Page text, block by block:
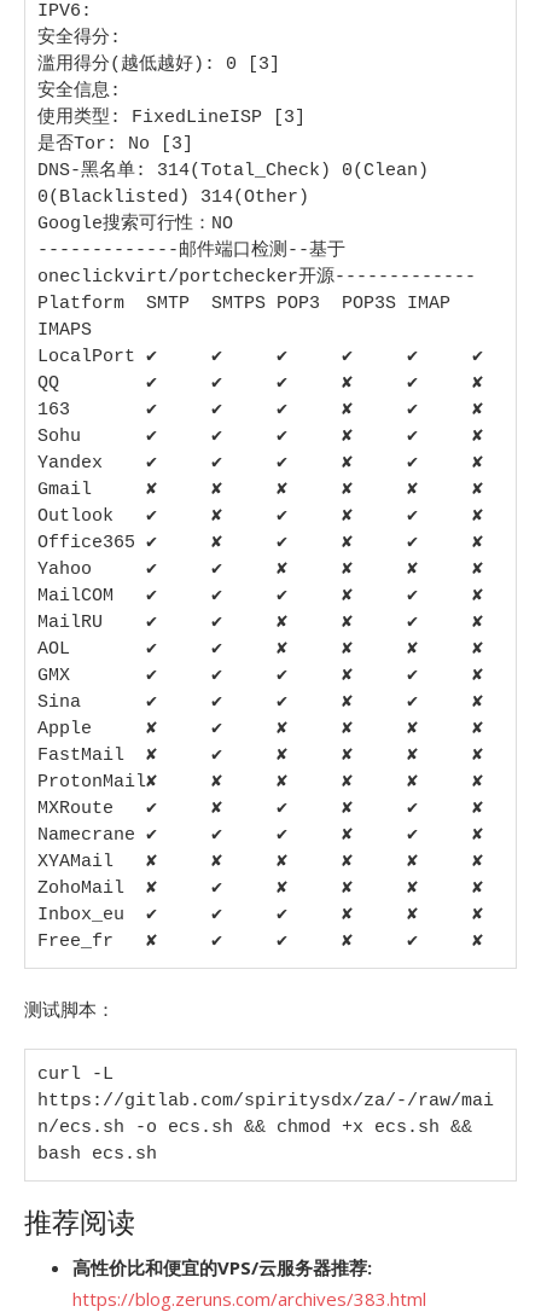
IPV6:
安全得分:
滥用得分(越低越好): 0 [3]
安全信息:
使用类型: FixedLineISP [3]
是否Tor: No [3]
DNS-黑名单: 314(Total_Check) 0(Clean)
0(Blacklisted) 314(Other)
Google搜索可行性：NO
-------------邮件端口检测--基于
oneclickvirt/portchecker开源-------------
Platform  SMTP  SMTPS POP3  POP3S IMAP
IMAPS
LocalPort ✔     ✔     ✔     ✔     ✔     ✔
QQ        ✔     ✔     ✔     ✘     ✔     ✘
163       ✔     ✔     ✔     ✘     ✔     ✘
Sohu      ✔     ✔     ✔     ✘     ✔     ✘
Yandex    ✔     ✔     ✔     ✘     ✔     ✘
Gmail     ✘     ✘     ✘     ✘     ✘     ✘
Outlook   ✔     ✘     ✔     ✘     ✔     ✘
Office365 ✔     ✘     ✔     ✘     ✔     ✘
Yahoo     ✔     ✔     ✘     ✘     ✘     ✘
MailCOM   ✔     ✔     ✔     ✘     ✔     ✘
MailRU    ✔     ✔     ✘     ✘     ✔     ✘
AOL       ✔     ✔     ✘     ✘     ✘     ✘
GMX       ✔     ✔     ✔     ✘     ✔     ✘
Sina      ✔     ✔     ✔     ✘     ✔     ✘
Apple     ✘     ✔     ✘     ✘     ✘     ✘
FastMail  ✘     ✔     ✘     ✘     ✘     ✘
ProtonMail✘     ✘     ✘     ✘     ✘     ✘
MXRoute   ✔     ✘     ✔     ✘     ✔     ✘
Namecrane ✔     ✔     ✔     ✘     ✔     ✘
XYAMail   ✘     ✘     ✘     ✘     ✘     ✘
ZohoMail  ✘     ✔     ✘     ✘     ✘     ✘
Inbox_eu  ✔     ✔     ✔     ✘     ✘     ✘
Free_fr   ✘     ✔     ✔     ✘     ✔     ✘
测试脚本：
curl -L
https://gitlab.com/spiritysdx/za/-/raw/mai
n/ecs.sh -o ecs.sh && chmod +x ecs.sh &&
bash ecs.sh
推荐阅读
高性价比和便宜的VPS/云服务器推荐:
https://blog.zeruns.com/archives/383.html